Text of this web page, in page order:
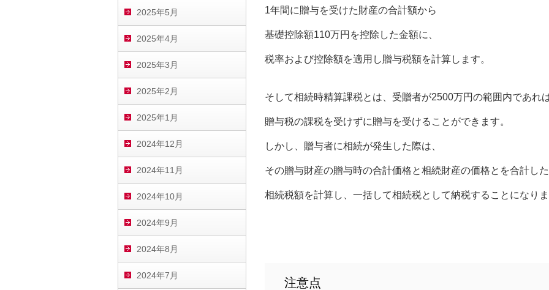
2025年5月
2025年4月
2025年3月
2025年2月
2025年1月
2024年12月
2024年11月
2024年10月
2024年9月
2024年8月
2024年7月
1年間に贈与を受けた財産の合計額から
基礎控除額110万円を控除した金額に、
税率および控除額を適用し贈与税額を計算します。
そして相続時精算課税とは、受贈者が2500万円の範囲内であれ
贈与税の課税を受けずに贈与を受けることができます。
しかし、贈与者に相続が発生した際は、
その贈与財産の贈与時の合計価格と相続財産の価格とを合計し
相続税額を計算し、一括して相続税として納税することになり
注意点